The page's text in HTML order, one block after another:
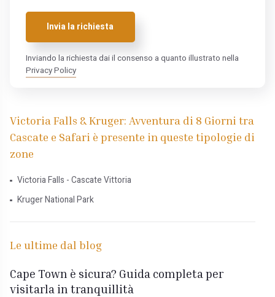
Invia la richiesta
Inviando la richiesta dai il consenso a quanto illustrato nella
Privacy Policy
Victoria Falls & Kruger: Avventura di 8 Giorni tra
Cascate e Safari è presente in queste tipologie di
zone
Victoria Falls - Cascate Vittoria
Kruger National Park
Le ultime dal blog
Cape Town è sicura? Guida completa per
visitarla in tranquillità